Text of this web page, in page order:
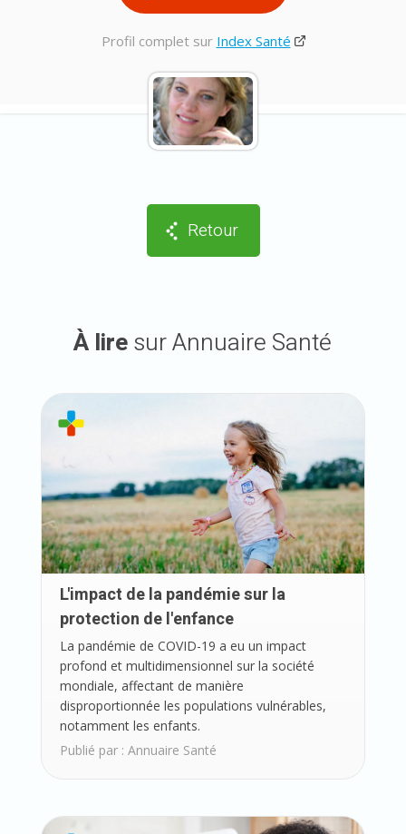
Profil complet sur Index Santé
Retour
À liresur Annuaire Santé
L'impact de la pandémie sur la
protection de l'enfance
La pandémie de COVID-19 a eu un impact
profond et multidimensionnel sur la société
mondiale, affectant de manière
disproportionnée les populations vulnérables,
notamment les enfants.
Publié par : Annuaire Santé